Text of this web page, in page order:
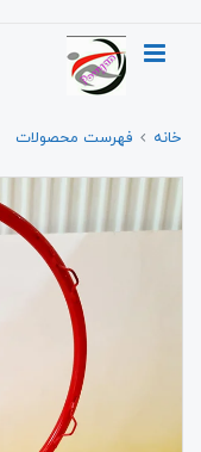
خانه فهرست محصولات